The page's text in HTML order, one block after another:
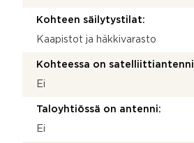
Kohteen säilytystilat:
Kaapistot ja häkkivarasto
Kohteessa on
Ei
Taloyhtiössä on antenni:
Ei